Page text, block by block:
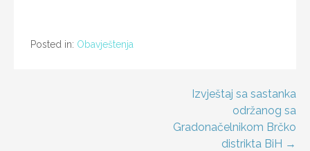
Posted in: Obavještenja
Izvještaj sa sastanka
održanog sa
Gradonačelnikom Brčko
distrikta BiH →